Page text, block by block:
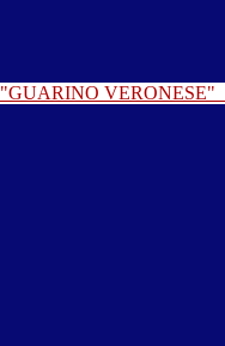
"GUARINO VERONESE"